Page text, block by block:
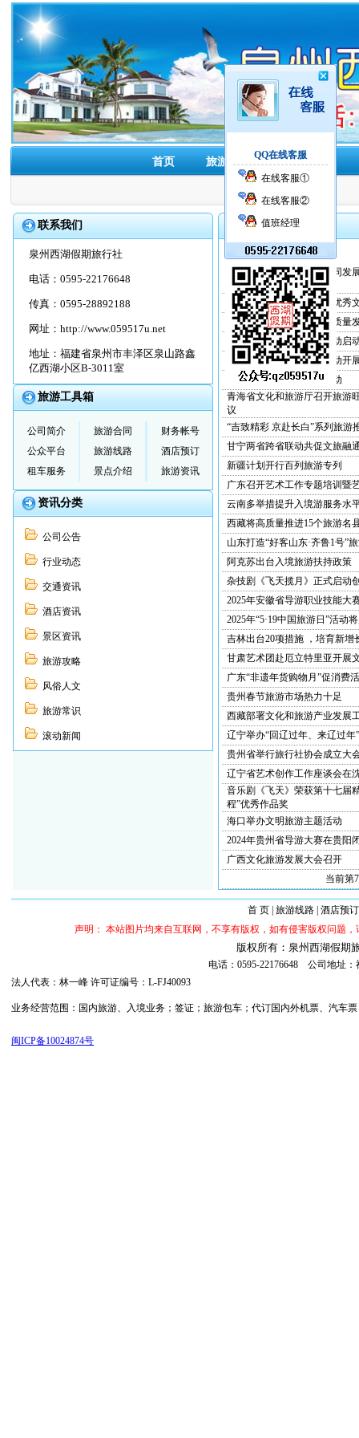
QQ在线客服
在线客服①
在线客服②
值班经理
首页 旅游线路 酒店预订
联系我们
泉州西湖假期旅行社
电话：0595-22176648
传真：0595-28892188
网址： http://www.059517u.net
地址：福建省泉州市丰泽区泉山路鑫
亿西湖小区B-3011室
旅游工具箱
公司简介 旅游合同
财务帐号
公众平台
旅游线路
酒店预订
租车服务
景点介绍 旅游资讯
资讯分类
公司公告
行业动态
交通资讯
酒店资讯
景区资讯
旅游攻略
风俗人文
旅游常识
滚动新闻
首页>>旅游资讯
资讯标题
沈阳市出台促进旅游业协同发
施
三部门发布推介三十余条优秀
福建全力推动文旅经济高质量
河北春季旅游宣传推广活动启
非遗灯会旅游创新发展活动开
2025年海南咖啡消费月启动
青海省文化和旅游厅召开旅游
议
“吉致精彩 京赴长白”系列旅游
甘宁两省跨省联动共促文旅融
新疆计划开行百列旅游专列
广东召开艺术工作专题培训暨
云南多举措提升入境游服务水
西藏将高质量推进15个旅游名
山东打造“好客山东·齐鲁1号”
阿克苏出台入境旅游扶持政策
杂技剧《飞天揽月》正式启动
2025年安徽省导游职业技能大
2025年“5·19中国旅游日”活动
吉林出台20项措施 ，培育新增
甘肃艺术团赴厄立特里亚开展
广东“非遗年货购物月”促消费
贵州春节旅游市场热力十足
西藏部署文化和旅游产业发展
辽宁举办“回辽过年、来辽过年
贵州省举行旅行社协会成立大
辽宁省艺术创作工作座谈会在
音乐剧《飞天》荣获第十七届
程”优秀作品奖
海口举办文明旅游主题活动
2024年贵州省导游大赛在贵阳
广西文化旅游发展大会召开
当前第
首 页| 旅游线路| 酒店预订
声明： 本站图片均来自互联网，不享有版权，如有侵害版权问题
版权所有：泉州西湖假
电话：0595-22176648 公司地址
法人代表：林一峰 许可证编号：L-FJ40093
业务经营范围：国内旅游、入境业务；签证；旅游包车；代订国内外机票、汽
闽ICP备10024874号